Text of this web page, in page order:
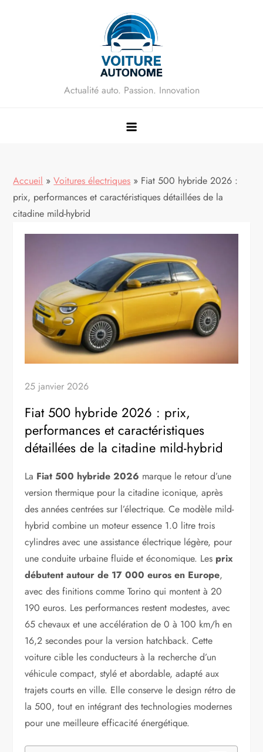
Actualité auto. Passion. Innovation
Accueil » Voitures électriques » Fiat 500 hybride 2026 :
prix, performances et caractéristiques détaillées de la
citadine mild-hybrid
25 janvier 2026
Fiat 500 hybride 2026 : prix,
performances et caractéristiques
détaillées de la citadine mild-hybrid
La Fiat 500 hybride 2026 marque le retour d’une
version thermique pour la citadine iconique, après
des années centrées sur l’électrique. Ce modèle mild-
hybrid combine un moteur essence 1.0 litre trois
cylindres avec une assistance électrique légère, pour
une conduite urbaine fluide et économique. Les prix
débutent autour de 17 000 euros en Europe,
avec des finitions comme Torino qui montent à 20
190 euros. Les performances restent modestes, avec
65 chevaux et une accélération de 0 à 100 km/h en
16,2 secondes pour la version hatchback. Cette
voiture cible les conducteurs à la recherche d’un
véhicule compact, stylé et abordable, adapté aux
trajets courts en ville. Elle conserve le design rétro de
la 500, tout en intégrant des technologies modernes
pour une meilleure efficacité énergétique.